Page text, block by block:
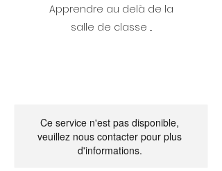
Apprendre au delà de la
salle de classe ...
Ce service n'est pas disponible,
veuillez nous contacter pour plus
d'informations.